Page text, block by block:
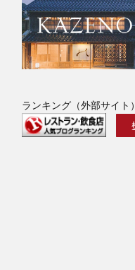
ランキング（外部サイト）